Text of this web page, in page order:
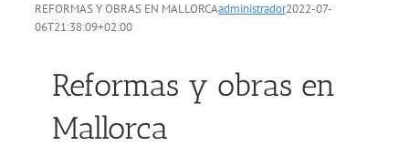
Quiénes somos
Servicios
Sectores clientes
REFORMAS Y OBRAS EN MALLORCAadministrador2022-07-
06T21:38:09+02:00
Reformas y obras en
Mallorca